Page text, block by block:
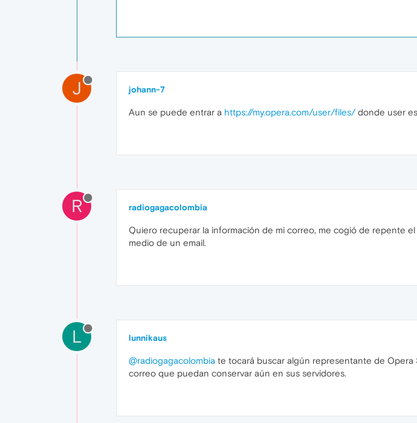
J johann-7
Aun se puede entrar a https://my.opera.com/user/files/donde user
R radiogagacolombia
Quiero recuperar la información de mi correo, me cogió de repente
medio de un email.
L lunnikaus
@radiogagacolombia te tocará buscar algún representante de
correo que puedan conservar aún en sus servidores.